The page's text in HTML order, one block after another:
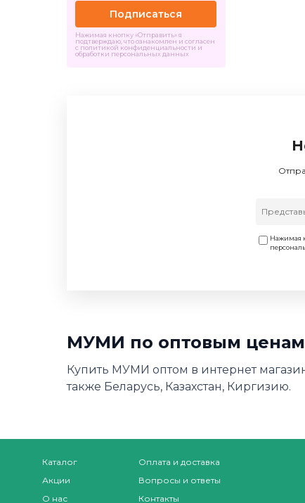
Подписаться
Нажимая кнопку «Отправить» я
подтверждаю, что ознакомлен и согласен
с политикой конфиденциальности и
обработки персональных данных
Нажимая
МУМИ по оптовым
Купить МУМИ оптом в интернет
также Беларусь, Казахстан, Киргизию.
Каталог
Акции
О нас
Оплата и доставка
Вопросы и ответы
Контакты